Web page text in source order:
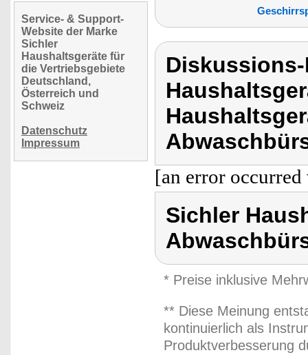
Service- & Support-
Website der Marke
Sichler
Haushaltsgeräte für
die Vertriebsgebiete
Deutschland,
Österreich und
Schweiz
Datenschutz
Impressum
[an error
Sichler
* Preise inklusive
** Diese Meinung
kontinuierlich als
Produktverbesserung